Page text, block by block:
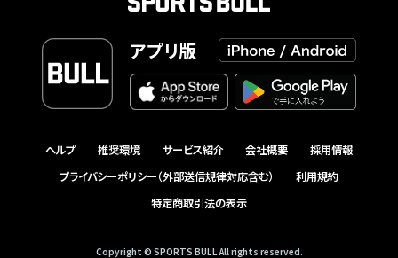
アプリ版
ヘルプ 推奨環境 サービス紹介 会社概要
採用情報
プライバシーポリシー（外部送信規律対応含む）
利用規約
特定商取引法の表示
Copyright © SPORTS BULL All rights reserved.